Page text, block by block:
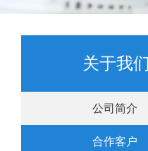
关于我们
公司简介
合作客户